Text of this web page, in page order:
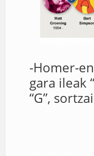
-Homer-
gara ileak
“G”,